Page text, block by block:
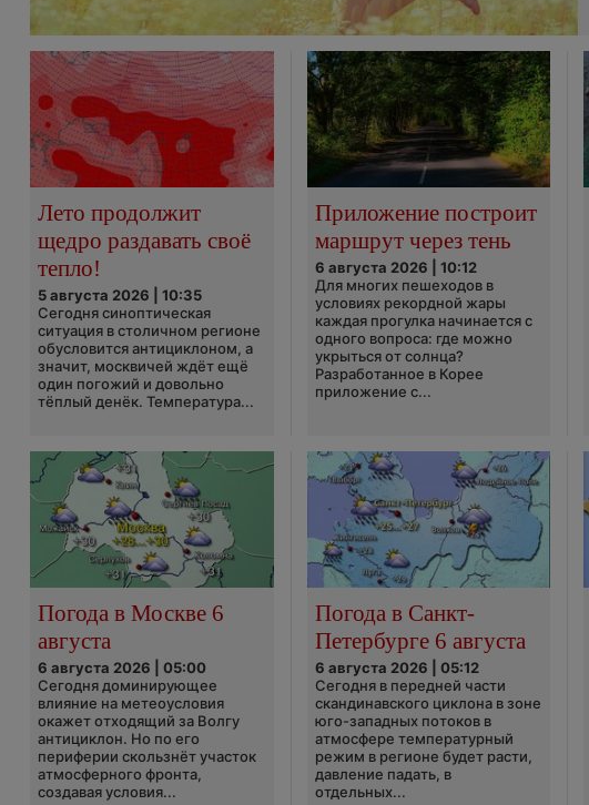
Лето продолжит
щедро раздавать своё
тепло!
5 августа 2026 | 10:35
Сегодня синоптическая
ситуация в столичном регионе
обусловится антициклоном, а
значит, москвичей ждёт ещё
один погожий и довольно
тёплый денёк. Температура...
Приложение построит
маршрут через тень
6 августа 2026 | 10:12
Для многих пешеходов в
условиях рекордной жары
каждая прогулка начинается с
одного вопроса: где можно
укрыться от солнца?
Разработанное в Корее
приложение с...
Погода в Москве 6
августа
6 августа 2026 | 05:00
Сегодня доминирующее
влияние на метеоусловия
окажет отходящий за Волгу
антициклон. Но по его
периферии скользнёт участок
атмосферного фронта,
создавая условия...
Погода в Санкт-
Петербурге 6 августа
6 августа 2026 | 05:12
Сегодня в передней части
скандинавского циклона в зоне
юго-западных потоков в
атмосфере температурный
режим в регионе будет расти,
давление падать, в
отдельных...